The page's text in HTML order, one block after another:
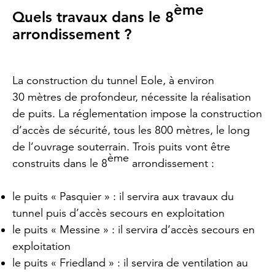
Quels travaux dans le 8ème
arrondissement ?
La construction du tunnel Eole, à environ
30 mètres de profondeur, nécessite la réalisation
de puits. La réglementation impose la construction
d’accès de sécurité, tous les 800 mètres, le long
de l’ouvrage souterrain. Trois puits vont être
construits dans le 8ème arrondissement :
le puits « Pasquier » : il servira aux travaux du
tunnel puis d’accès secours en exploitation
le puits « Messine » : il servira d’accès secours en
exploitation
le puits « Friedland » : il servira de ventilation au